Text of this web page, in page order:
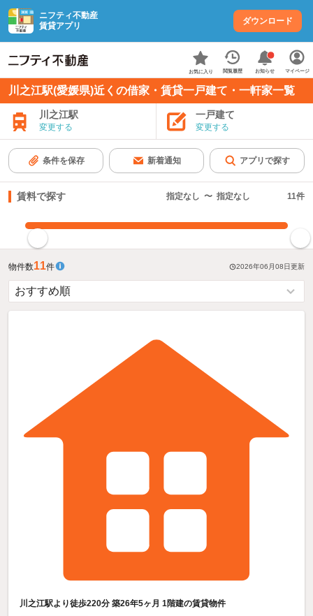
ニフティ不動産
賃貸アプリ
ダウンロード
お気に入り 閲覧履歴 お知らせ マイページ
川之江駅(愛媛県)近くの借家・賃貸一戸建て・一軒家一覧
川之江駅
変更する
一戸建て
変更する
条件を保存 新着通知 アプリで探す
賃料で探す 指定なし 〜 指定なし 11件
物件数11件 2026年06月08日更新
川之江駅より徒歩220分 築26年5ヶ月 1階建の賃貸物件